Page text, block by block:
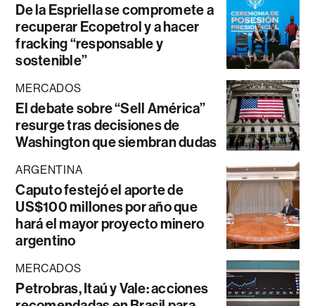
De la Espriella se compromete a
recuperar Ecopetrol y a hacer
fracking “responsable y
sostenible”
MERCADOS
El debate sobre “Sell América”
resurge tras decisiones de
Washington que siembran dudas
ARGENTINA
Caputo festejó el aporte de
US$100 millones por año que
hará el mayor proyecto minero
argentino
MERCADOS
Petrobras, Itaú y Vale: acciones